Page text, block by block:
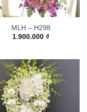
MLH – H298
1.900.000 ₫